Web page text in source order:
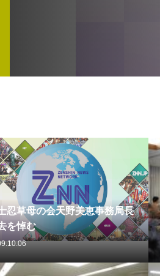
忍草母の会天野美恵事務局長
を悼む